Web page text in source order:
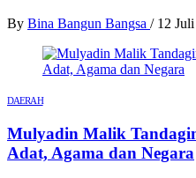
By Bina Bangun Bangsa / 12
DAERAH
Mulyadin Malik
Adat, Agama dan Negara